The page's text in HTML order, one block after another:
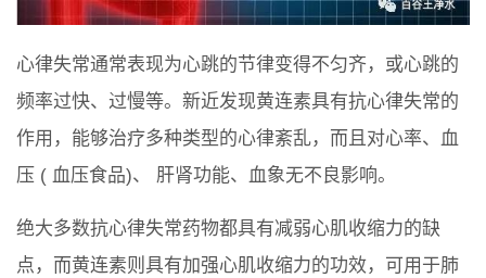
心律失常通常表现为心跳的节律变得不匀齐，或心跳的
频率过快、过慢等。新近发现黄连素具有抗心律失常的
作用，能够治疗多种类型的心律紊乱，而且对心率、血
压 ( 血压食品)、 肝肾功能、血象无不良影响。
绝大多数抗心律失常药物都具有减弱心肌收缩力的缺
点，而黄连素则具有加强心肌收缩力的功效，可用于肺